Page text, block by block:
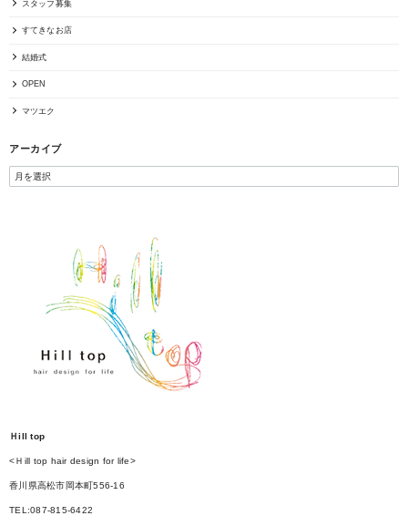
スタッフ募集
すてきなお店
結婚式
OPEN
マツエク
アーカイブ
Ｈill top
<Ｈill top hair design for life>
香川県高松市岡本町556-16
TEL:087-815-6422